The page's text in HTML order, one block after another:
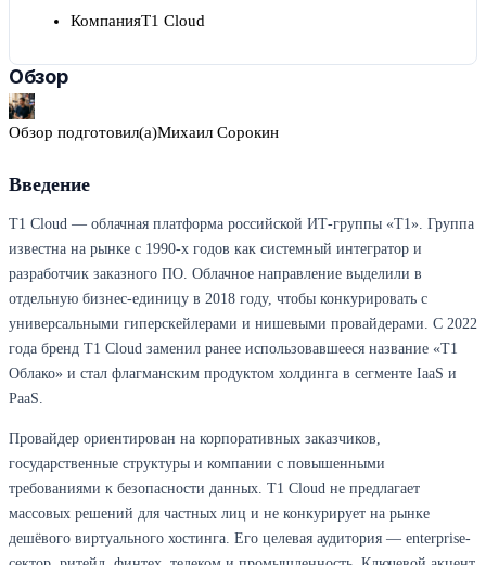
КомпанияT1 Cloud
Обзор
Обзор подготовил(а)Михаил Сорокин
Введение
T1 Cloud — облачная платформа российской ИТ-группы «Т1». Группа
известна на рынке с 1990-х годов как системный интегратор и
разработчик заказного ПО. Облачное направление выделили в
отдельную бизнес-единицу в 2018 году, чтобы конкурировать с
универсальными гиперскейлерами и нишевыми провайдерами. С 2022
года бренд T1 Cloud заменил ранее использовавшееся название «Т1
Облако» и стал флагманским продуктом холдинга в сегменте IaaS и
PaaS.
Провайдер ориентирован на корпоративных заказчиков,
государственные структуры и компании с повышенными
требованиями к безопасности данных. T1 Cloud не предлагает
массовых решений для частных лиц и не конкурирует на рынке
дешёвого виртуального хостинга. Его целевая аудитория — enterprise-